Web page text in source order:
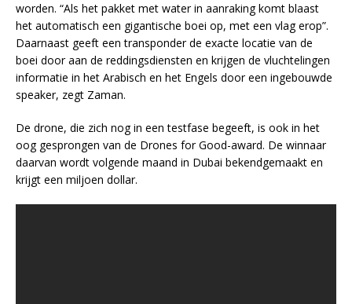
worden. “Als het pakket met water in aanraking komt blaast
het automatisch een gigantische boei op, met een vlag erop”.
Daarnaast geeft een transponder de exacte locatie van de
boei door aan de reddingsdiensten en krijgen de vluchtelingen
informatie in het Arabisch en het Engels door een ingebouwde
speaker, zegt Zaman.
De drone, die zich nog in een testfase begeeft, is ook in het
oog gesprongen van de Drones for Good-award. De winnaar
daarvan wordt volgende maand in Dubai bekendgemaakt en
krijgt een miljoen dollar.